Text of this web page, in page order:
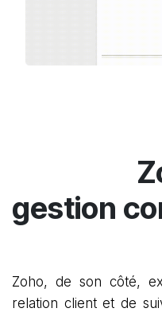
gestion
Zoho, de son côté,
relation client et de